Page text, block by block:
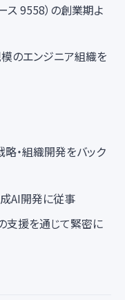
ス 9558）の創業期よ
のエンジニア組織を
・組織開発をバック
AI開発に従事
支援を通じて緊密に